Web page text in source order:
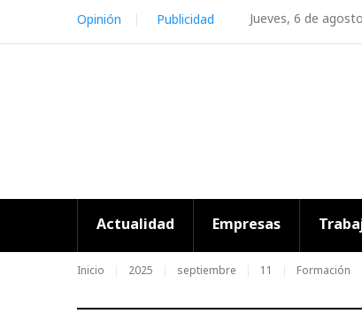
content
Jueves, 6 de
Opinión Publicidad
Actualidad Empresas
Inicio 2025 septiembre 11 Formación